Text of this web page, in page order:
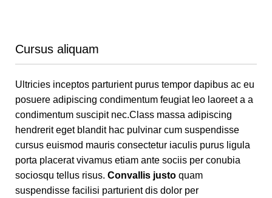
Cursus aliquam
Ultricies inceptos parturient purus tempor dapibus ac eu
posuere adipiscing condimentum feugiat leo laoreet a a
condimentum suscipit nec.Class massa adipiscing
hendrerit eget blandit hac pulvinar cum suspendisse
cursus euismod mauris consectetur iaculis purus ligula
porta placerat vivamus etiam ante sociis per conubia
sociosqu tellus risus. Convallis justo quam
suspendisse facilisi parturient dis dolor per